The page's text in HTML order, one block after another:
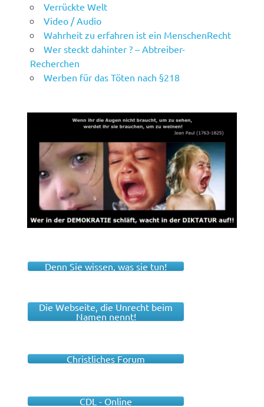
Verrückte Welt
Video / Audio
Wahrheit zu erfahren ist ein MenschenRecht
Wer steckt dahinter ? – Abtreiber-
Recherchen
Werben für das Töten nach §218
Denn Sie wissen, was sie tun!
Die Webseite, die Unrecht beim
Namen nennt!
Christliches Forum
CDL - Online